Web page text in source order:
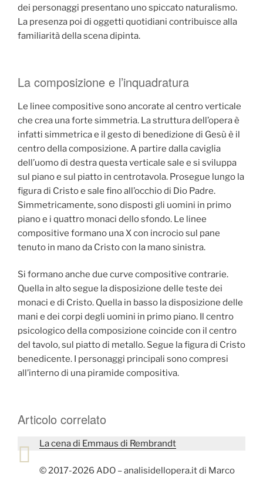
dei personaggi presentano uno spiccato naturalismo.
La presenza poi di oggetti quotidiani contribuisce alla
familiarità della scena dipinta.
La composizione e l’inquadratura
Le linee compositive sono ancorate al centro verticale
che crea una forte simmetria. La struttura dell’opera è
infatti simmetrica e il gesto di benedizione di Gesù è il
centro della composizione. A partire dalla caviglia
dell’uomo di destra questa verticale sale e si sviluppa
sul piano e sul piatto in centrotavola. Prosegue lungo la
figura di Cristo e sale fino all’occhio di Dio Padre.
Simmetricamente, sono disposti gli uomini in primo
piano e i quattro monaci dello sfondo. Le linee
compositive formano una X con incrocio sul pane
tenuto in mano da Cristo con la mano sinistra.
Si formano anche due curve compositive contrarie.
Quella in alto segue la disposizione delle teste dei
monaci e di Cristo. Quella in basso la disposizione delle
mani e dei corpi degli uomini in primo piano. Il centro
psicologico della composizione coincide con il centro
del tavolo, sul piatto di metallo. Segue la figura di Cristo
benedicente. I personaggi principali sono compresi
all’interno di una piramide compositiva.
Articolo correlato
La cena di Emmaus di Rembrandt
© 2017-2026 ADO – analisidellopera.it di Marco